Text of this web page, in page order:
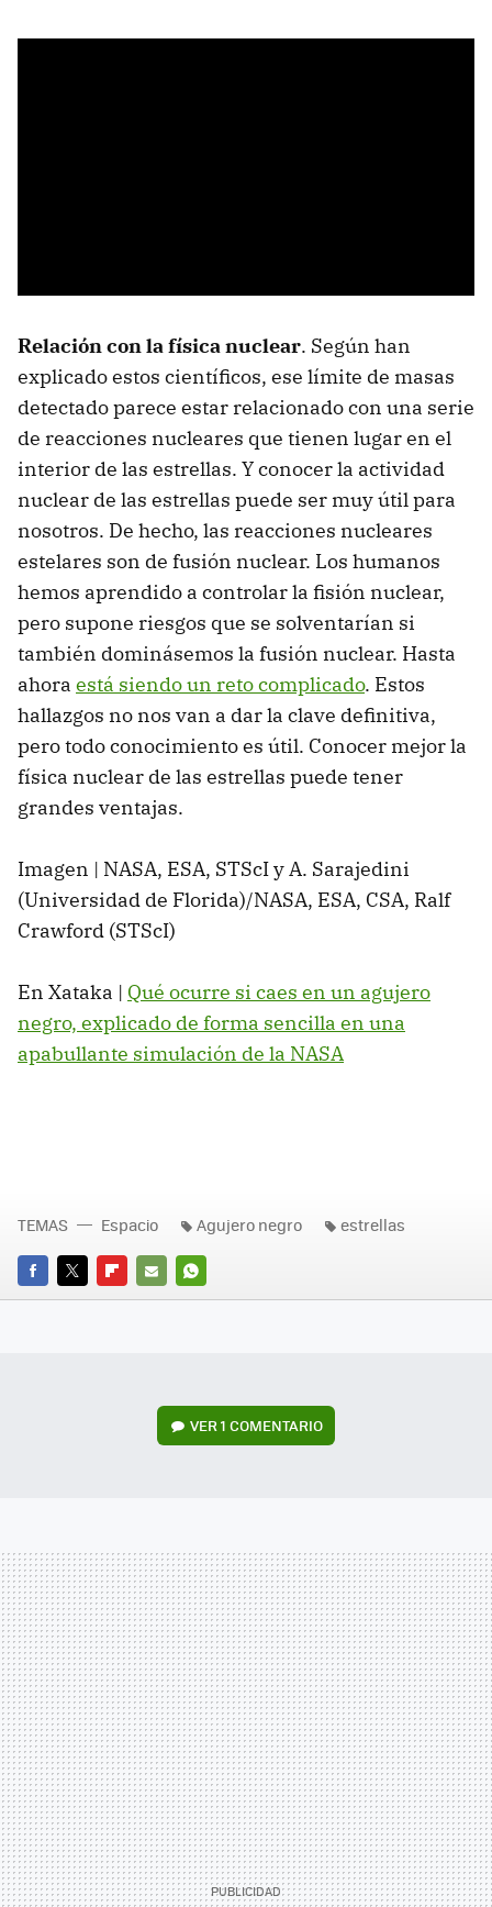
Relación con la física nuclear. Según han
explicado estos científicos, ese límite de masas
detectado parece estar relacionado con una serie
de reacciones nucleares que tienen lugar en el
interior de las estrellas. Y conocer la actividad
nuclear de las estrellas puede ser muy útil para
nosotros. De hecho, las reacciones nucleares
estelares son de fusión nuclear. Los humanos
hemos aprendido a controlar la fisión nuclear,
pero supone riesgos que se solventarían si
también dominásemos la fusión nuclear. Hasta
ahora está siendo un reto complicado. Estos
hallazgos no nos van a dar la clave definitiva,
pero todo conocimiento es útil. Conocer mejor la
física nuclear de las estrellas puede tener
grandes ventajas.
Imagen | NASA, ESA, STScI y A. Sarajedini
(Universidad de Florida)/NASA, ESA, CSA, Ralf
Crawford (STScI)
En Xataka | Qué ocurre si caes en un agujero
negro, explicado de forma sencilla en una
apabullante simulación de la NASA
FACEBOOK
TWITTERFLIPBOARD
E-
WHATSAPP
TEMAS Espacio Agujero negro estrellas
VER1 COMENTARIO